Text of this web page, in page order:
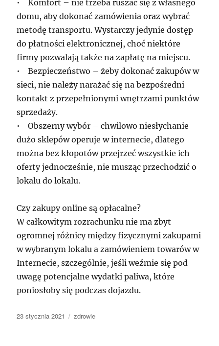
• Komfort – nie trzeba ruszać się z własnego
domu, aby dokonać zamówienia oraz wybrać
metodę transportu. Wystarczy jedynie dostęp
do płatności elektronicznej, choć niektóre
firmy pozwalają także na zapłatę na miejscu.
• Bezpieczeństwo – żeby dokonać zakupów w
sieci, nie należy narażać się na bezpośredni
kontakt z przepełnionymi wnętrzami punktów
sprzedaży.
• Obszerny wybór – chwilowo niesłychanie
dużo sklepów operuje w internecie, dlatego
można bez kłopotów przejrzeć wszystkie ich
oferty jednocześnie, nie musząc przechodzić o
lokalu do lokalu.
Czy zakupy online są opłacalne?
W całkowitym rozrachunku nie ma zbyt
ogromnej różnicy między fizycznymi zakupami
w wybranym lokalu a zamówieniem towarów w
Internecie, szczególnie, jeśli weźmie się pod
uwagę potencjalne wydatki paliwa, które
poniosłoby się podczas dojazdu.
Data
23 stycznia 2021 Kategorie
zdrowie